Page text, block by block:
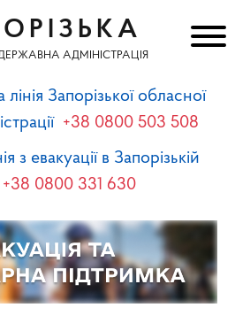
АДМІНІСТРАЦІЯ
Запорізької обласної
+38 0800 503 508
з евакуації в Запорізькій
+38 0800 331 630